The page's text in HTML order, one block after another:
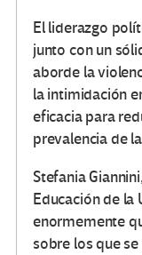
El liderazgo
junto con un
aborde la
la intimidación
eficacia para
prevalencia de
Stefania
Educación de la
enormemente
sobre los que